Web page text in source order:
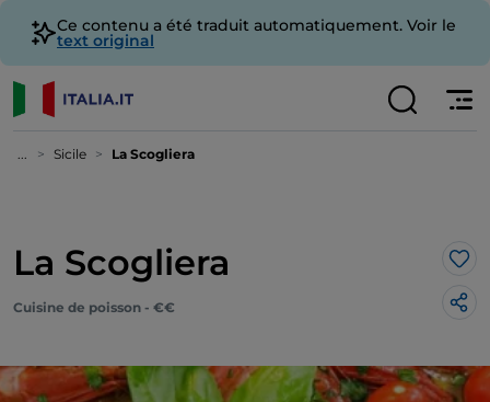
Ce contenu a été traduit automatiquement. Voir le
text original
... Sicile La Scogliera
La Scogliera
Cuisine de poisson - €€